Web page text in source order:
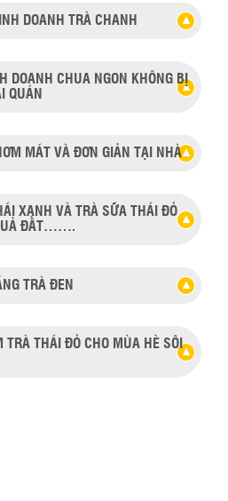
DOANH TRÀ CHANH
DOANH CHUA NGON KHÔNG BỊ
QUÁN
MÁT VÀ ĐƠN GIẢN TẠI NHÀ
XANH VÀ TRÀ SỮA THÁI ĐỎ
ĐẤT…….
TRÀ ĐEN
TRÀ THÁI ĐỎ CHO MÙA HÈ SÔI